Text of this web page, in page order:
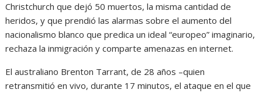
Christchurch que dejó 50 muertos, la misma cantidad de
heridos, y que prendió las alarmas sobre el aumento del
nacionalismo blanco que predica un ideal “europeo” imaginario,
rechaza la inmigración y comparte amenazas en internet.
El australiano Brenton Tarrant, de 28 años –quien
retransmitió en vivo, durante 17 minutos, el ataque en el que